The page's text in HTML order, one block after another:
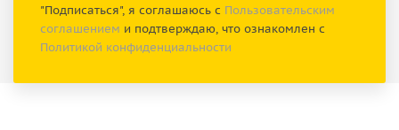
"Подписаться", я соглашаюсь с Пользовательским
соглашением и подтверждаю, что ознакомлен с
Политикой конфиденциальности